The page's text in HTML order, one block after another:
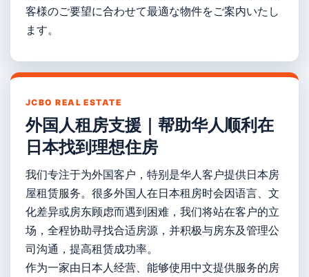
客様のご要望に合わせて最適な物件をご案内いたし
ます。
JCBO REAL ESTATE
外国人租房支援｜帮助华人顺利在
日本找到理想住房
我们专注于为外国客户，特别是华人客户提供日本房
屋租赁服务。很多外国人在日本租房时会因语言、文
化差异或房东顾虑而遇到困难，我们将站在客户的立
场，全程协助寻找合适房源，并积极与房东及管理公
司沟通，提高租赁成功率。
作为一家由日本人经营、能够使用中文提供服务的房